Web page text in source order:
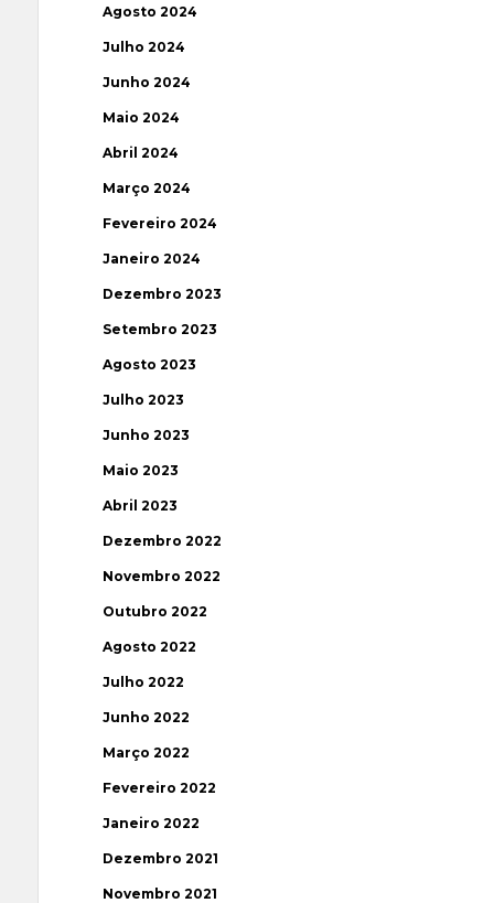
Agosto 2024
Julho 2024
Junho 2024
Maio 2024
Abril 2024
Março 2024
Fevereiro 2024
Janeiro 2024
Dezembro 2023
Setembro 2023
Agosto 2023
Julho 2023
Junho 2023
Maio 2023
Abril 2023
Dezembro 2022
Novembro 2022
Outubro 2022
Agosto 2022
Julho 2022
Junho 2022
Março 2022
Fevereiro 2022
Janeiro 2022
Dezembro 2021
Novembro 2021